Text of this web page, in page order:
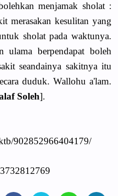
menjamak sholat :
merasakan kesulitan yang
sholat pada waktunya.
ulama berpendapat boleh
seandainya sakitnya itu
duduk. Wallohu a'lam.
Soleh].
902852966404179/